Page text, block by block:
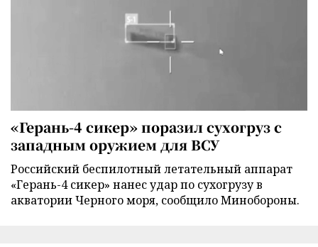
«Герань-4 сикер» поразил сухогруз с
западным оружием для ВСУ
Российский беспилотный летательный аппарат
«Герань-4 сикер» нанес удар по сухогрузу в
акватории Черного моря, сообщило Минобороны.